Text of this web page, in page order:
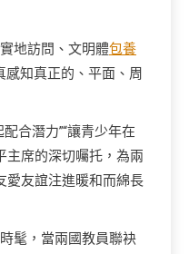
地訪問、文明體包養
知真正的、平面、周
合潛力”“讓青少年在
主席的深切囑托，為兩
愛友誼注進暖和而綿長
時髦，當兩國教員聯袂